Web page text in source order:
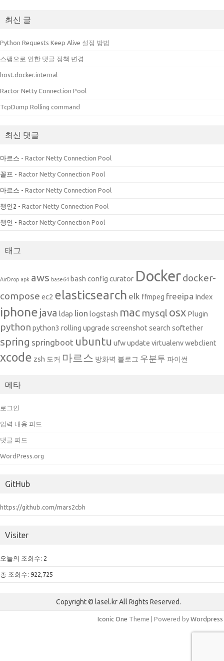
최신 글
Python Requests Keep Alive 설정 방법
스팸으로 인한 댓글 정책 변경
host.docker.internal
Ractor Netty Connection Pool
TcpDump Rolling command
최신 댓글
마르스 - Ractor Netty Connection Pool
꼴프 - Ractor Netty Connection Pool
마르스 - Ractor Netty Connection Pool
행인2 - Ractor Netty Connection Pool
행인 - Ractor Netty Connection Pool
태그
AirDrop apk aws base64 bash config curator Dockerdocker-
compose ec2 elasticsearch elk ffmpeg freeipa Index
iphone java ldap lion logstash mac mysql osx Plugin
python python3 rolling upgrade screenshot search softether
spring springboot ubuntu ufwupdate virtualenvwebclient
xcode zsh 도커 마르스 방화벽 블로그 우분투 파이썬
메타
로그인
입력 내용 피드
댓글 피드
WordPress.org
GitHub
https://github.com/mars2cbh
Visiter
오늘의 조회수: 2
총 조회수: 922,725
Copyright © lasel.kr All Rights Reserved.
Iconic One Theme | Powered by Wordpress